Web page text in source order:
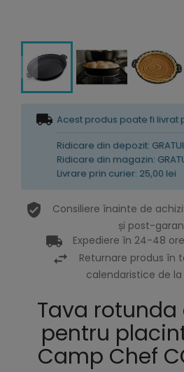
Acest produs poate fi livrat
Ridicare din depozit:
Ridicare din magazin:
Livrare prin curier: 25,00 lei
Consiliere înainte de
și post-
Expediere în 24-48
Returnare produs în
calendaristice de
Tava
pentru
Camp Chef